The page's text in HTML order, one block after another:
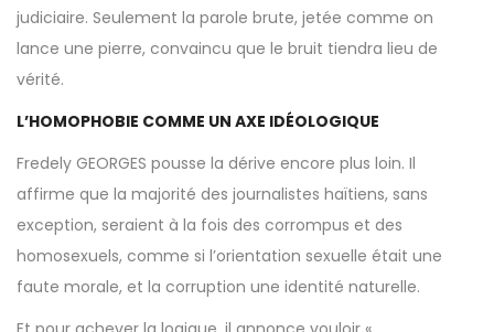
judiciaire. Seulement la parole brute, jetée comme on
lance une pierre, convaincu que le bruit tiendra lieu de
vérité.
L’HOMOPHOBIE COMME UN AXE IDÉOLOGIQUE
Fredely GEORGES pousse la dérive encore plus loin. Il
affirme que la majorité des journalistes haïtiens, sans
exception, seraient à la fois des corrompus et des
homosexuels, comme si l’orientation sexuelle était une
faute morale, et la corruption une identité naturelle.